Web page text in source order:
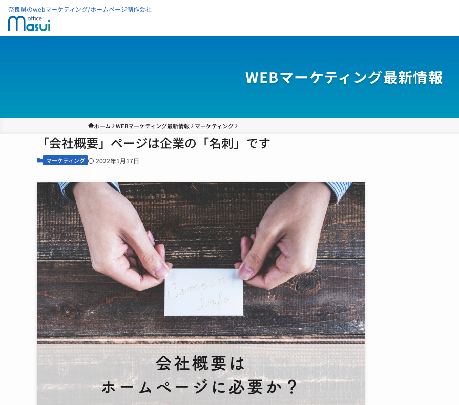
奈良県のwebマーケティング/ホームページ制作会社
WEBマーケティング最新情報
ホーム WEBマーケティング最新情報 マーケティング
「会社概要」ページは企業の「名刺」です
マーケティング 2022年1月17日